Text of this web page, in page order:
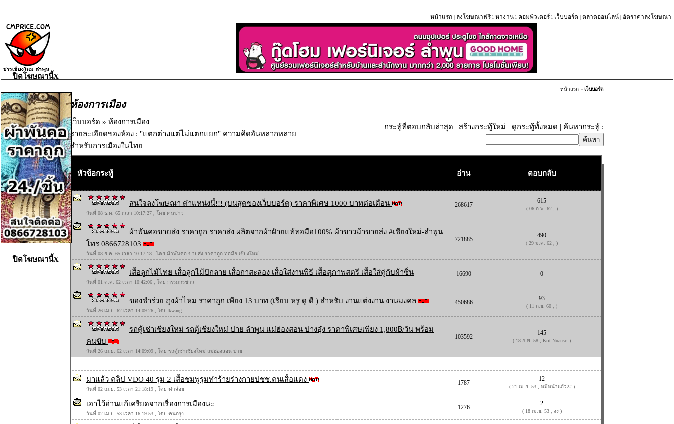
หน้าแรก | ลงโฆษณาฟรี l หางาน l คอมพิวเตอร์ l เว็บบอร์ด | ตลาดออนไลน์ | อัตราค่าลงโฆษณา
หน้าแรก » เว็บบอร์ด
ห้องการเมือง
เว็บบอร์ด » ห้องการเมือง
รายละเอียดของห้อง : "แตกต่างแต่ไม่แตกแยก" ความคิดอันหลากหลาย
สำหรับการเมืองในไทย
กระทู้ที่ตอบกลับล่าสุด | สร้างกระทู้ใหม่ | ดูกระทู้ทั้งหมด | ค้นหากระทู้ :
หัวข้อกระทู้ อ่าน ตอบกลับ
สนใจลงโฆษณา ตำแหน่งนี้!!! (บนสุดของเว็บบอร์ด) ราคาพิเศษ 1000 บาทต่อเดือน
วันที่ 08 ธ.ค. 65 เวลา 10:17:27 , โดย ตนข่าว
268617
615
( 06 ก.พ. 62 , )
ผ้าพันคอขายส่ง ราคาถูก ราคาส่ง ผลิตจากผ้าฝ้ายแท้ทอมือ100% ผ้าขาวม้าขายส่ง #เชียงใหม่-ลำพูน
โทร 0866728103
วันที่ 08 ธ.ค. 65 เวลา 10:17:18 , โดย ผ้าพันคอ ขายส่ง ราคาถูก ทอมือ เชียงใหม่
721885
490
( 29 ม.ค. 62 , )
เสื้อลูกไม้ไทย เสื้อลูกไม้ปักลาย เสื้อกาสะลอง เสื้อใส่งานพิธี เสื้อสุภาพสตรี เสื้อใส่คู่กับผ้าซิ่น
วันที่ 01 ต.ค. 62 เวลา 10:42:06 , โดย กรรมกรข่าว
16690 0
ของชำร่วย ถุงผ้าไหม ราคาถูก เพียง 13 บาท (เรียบ หรู ดู ดี ) สำหรับ งานแต่งงาน งานมงคล
วันที่ 26 เม.ย. 62 เวลา 14:09:26 , โดย kwang
450686
93
( 11 ก.ย. 60 , )
รถตู้เช่าเชียงใหม่ รถตู้เชียงใหม่ ปาย ลำพูน แม่ฮ่องสอน ปางอุ๋ง ราคาพิเศษเพียง 1,800฿/วัน พร้อม
คนขับ
วันที่ 26 เม.ย. 62 เวลา 14:09:09 , โดย รถตู้เช่าเชียงใหม่ แม่ฮ่องสอน ปาย
103592
145
( 18 ก.พ. 58 , Krit Nuansri )
มาแล้ว คลิป VDO 40 รุม 2 เสื้อชมพูรุมทำร้ายร่างกายปชช.คนเสื้อแดง
วันที่ 02 เม.ย. 53 เวลา 21:18:19 , โดย คำจ๋อย
1787
12
( 21 เม.ย. 53 , หมีหน้าแฮ้ว2# )
เอาไว้อ่านแก้เครียดจากเรื่องการเมืองนะ
วันที่ 02 เม.ย. 53 เวลา 16:19:53 , โดย คนกรุง
1276
2
( 18 เม.ย. 53 , งง )
ปิดโฆษณานี้X
ปิดโฆษณานี้X